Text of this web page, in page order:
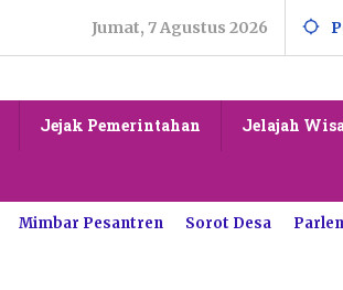
Jumat, 7 Agustus 2026
Jejak Pemerintahan Jelajah
Mimbar Pesantren Sorot Desa